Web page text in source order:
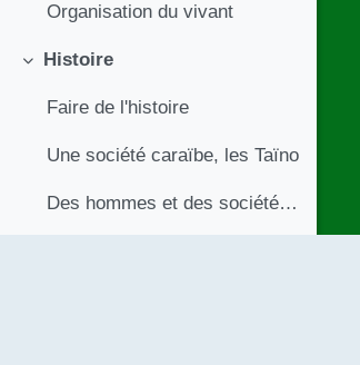
Organisation du vivant
Replier
Histoire
Faire de l'histoire
Une société caraïbe, les Taïno
Des hommes et des sociétés, nomades et sédentaires